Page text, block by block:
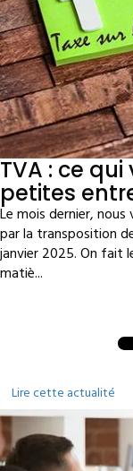
TVA : ce
petites
Le mois dernier,
par la transposition
janvier 2025. On fait
matiè...
Lire cette actualité